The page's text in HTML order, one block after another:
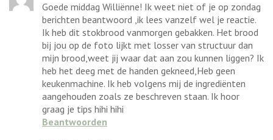
Goede middag Williënne! Ik weet niet of je op zondag
berichten beantwoord ,ik lees vanzelf wel je reactie.
Ik heb dit stokbrood vanmorgen gebakken. Het brood
bij jou op de foto lijkt met losser van structuur dan
mijn brood,weet jij waar dat aan zou kunnen liggen? Ik
heb het deeg met de handen gekneed,Heb geen
keukenmachine. Ik heb volgens mij de ingrediënten
aangehouden zoals ze beschreven staan. Ik hoor
graag je tips hihi hihi
Beantwoorden